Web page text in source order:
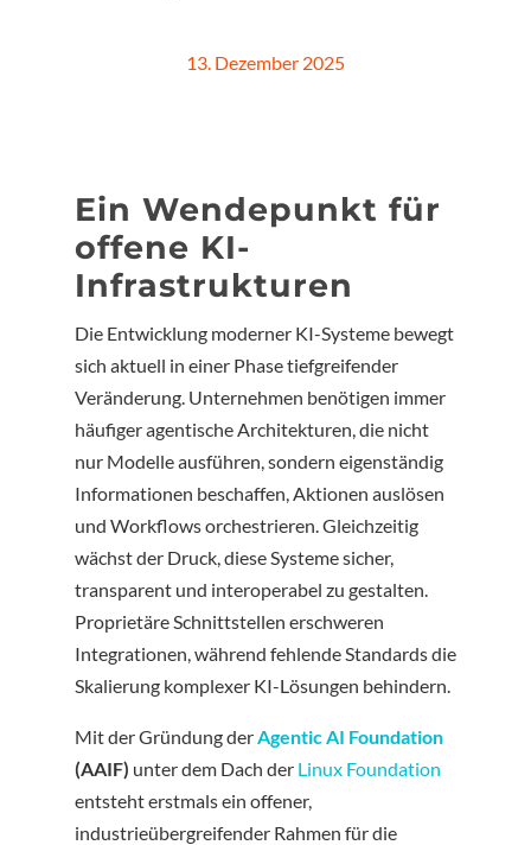
13. Dezember 2025
Ein Wendepunkt für
offene KI-
Infrastrukturen
Die Entwicklung moderner KI-Systeme bewegt
sich aktuell in einer Phase tiefgreifender
Veränderung. Unternehmen benötigen immer
häufiger agentische Architekturen, die nicht
nur Modelle ausführen, sondern eigenständig
Informationen beschaffen, Aktionen auslösen
und Workflows orchestrieren. Gleichzeitig
wächst der Druck, diese Systeme sicher,
transparent und interoperabel zu gestalten.
Proprietäre Schnittstellen erschweren
Integrationen, während fehlende Standards die
Skalierung komplexer KI-Lösungen behindern.
Mit der Gründung derAgentic AI Foundation
(AAIF) unter dem Dach der Linux Foundation
entsteht erstmals ein offener,
industrieübergreifender Rahmen für die